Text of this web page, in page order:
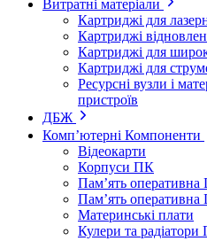
Витратні матеріали
Картриджі для
Картриджі
Картриджі для
Картриджі для
Ресурсні вузли і
пристроїв
ДБЖ
Комп’ютерні Компоненти
Відеокарти
Корпуси ПК
Пам’ять оперативна
Пам’ять
Материнські плати
Кулери та